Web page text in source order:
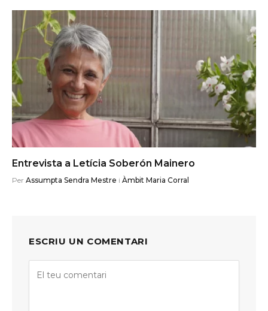
Entrevista a Letícia Soberón Mainero
Per Assumpta Sendra Mestre i Àmbit Maria Corral
ESCRIU UN COMENTARI